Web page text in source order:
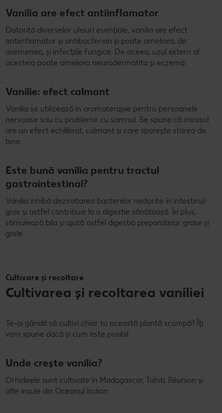
Vanilia are efect antiinflamator
Datorită diverselor uleiuri esențiale, vanilia are efect
antiinflamator și antibacterian și poate ameliora, de
asemenea, și infecțiile fungice. De aceea, uzul extern al
acesteia poate ameliora neurodermatita și eczema.
Vanilie: efect calmant
Vanilia se utilizează în aromaterapie pentru persoanele
nervoase sau cu probleme cu somnul. Se spune că mirosul
are un efect echilibrat, calmant și care sporește starea de
bine.
Este bună vanilia pentru tractul
gastrointestinal?
Vanilia inhibă dezvoltarea bacteriilor nedorite în intestinul
gros și astfel contribuie la o digestie sănătoasă. În plus,
stimulează bila și ajută astfel digestia preparatelor grase și
grele.
Cultivare și recoltare
Cultivarea și recoltarea vaniliei
Te-ai gândit să cultivi chiar tu această plantă scumpă? Îți
vom spune dacă și cum este posibil.
Unde crește vanilia?
Orhideele sunt cultivate în Madagascar, Tahiti, Réunion și
alte insule din Oceanul Indian.